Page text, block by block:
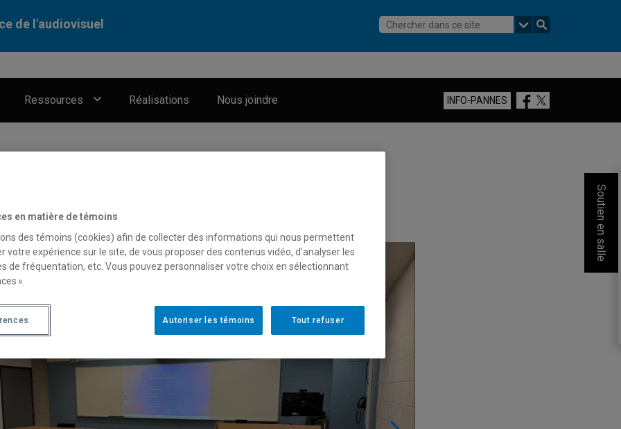
de l'audiovisuel
Ressources Réalisations Nous joindre INFO-PANNES Facebook
Twitter
Soutien en salle
en matière de témoins
des témoins (cookies) afin de collecter des informations qui nous permettent
votre expérience sur le site, de vous proposer des contenus vidéo, d’analyser les
de fréquentation, etc. Vous pouvez personnaliser votre choix en sélectionnant
».
Tout refuser
Autoriser les témoins